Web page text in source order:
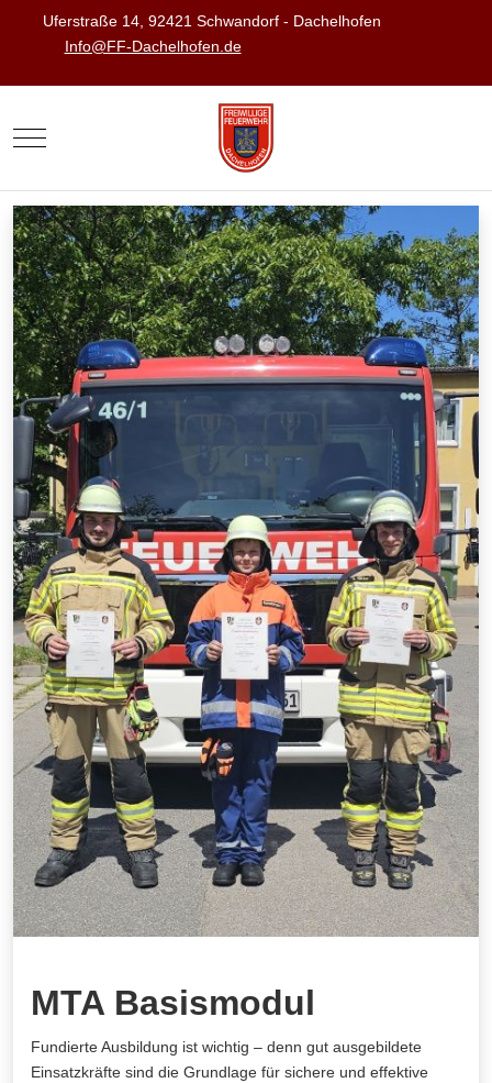
Uferstraße 14, 92421 Schwandorf - Dachelhofen
Info@FF-Dachelhofen.de
Mobile Menu Toggle
MTA Basismodul
Fundierte Ausbildung ist wichtig – denn gut ausgebildete
Einsatzkräfte sind die Grundlage für sichere und effektive